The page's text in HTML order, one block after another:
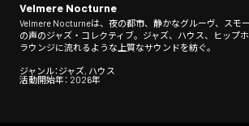
Velmere Nocturne
Velmere Nocturneは、夜の都市、静かなグルーヴ、スモ
の声のジャズ・コレクティブ。ジャズ、ハウス、ヒップ
ラウンジに流れるような上質なサウンドを紡ぐ。
ジャンル：ジャズ, ハウス
活動開始年： 2026年